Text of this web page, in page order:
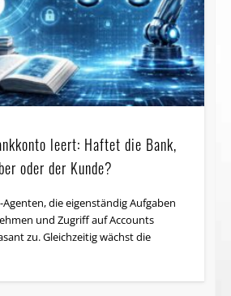
leert: Haftet die Bank,
oder der Kunde?
Agenten, die eigenständig Aufgaben
und Zugriff auf Accounts
zu. Gleichzeitig wächst die